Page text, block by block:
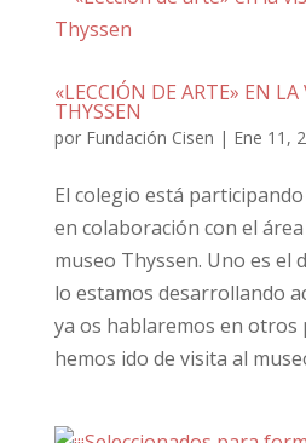
«LECCIÓN DE ARTE» EN
THYSSEN
por Fundación Cisen | Ene 11,
El colegio está
en colaboración con el
museo Thyssen. Uno es el
lo estamos desarrollando
ya os hablaremos en otros
hemos ido de visita al